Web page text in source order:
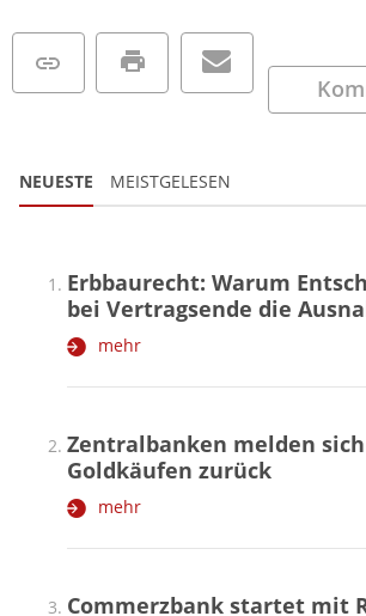
NEUESTE MEISTGELESEN
Erbbaurecht: Warum
bei Vertragsende die
mehr
Zentralbanken melden
Goldkäufen zurück
mehr
Commerzbank startet mit